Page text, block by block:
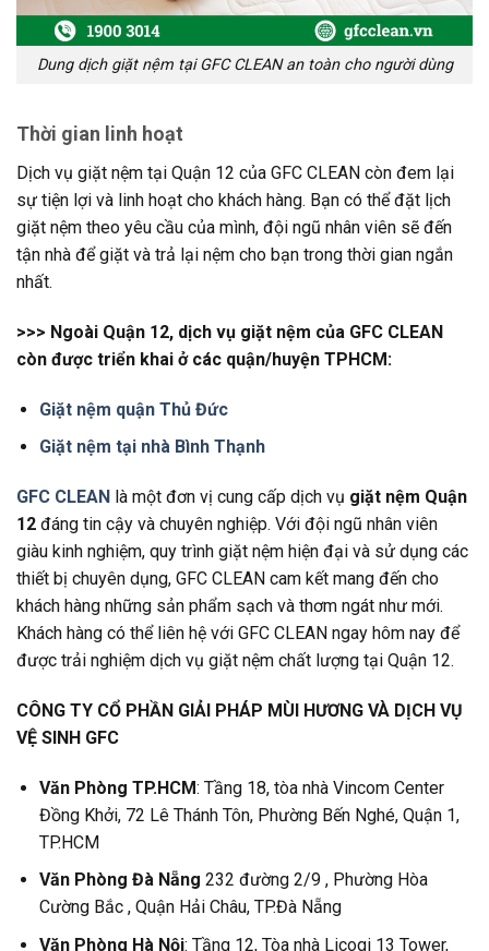
Dung dịch giặt nệm tại GFC CLEAN an toàn cho người dùng
Thời gian linh hoạt
Dịch vụ giặt nệm tại Quận 12 của GFC CLEAN còn đem lại
sự tiện lợi và linh hoạt cho khách hàng. Bạn có thể đặt lịch
giặt nệm theo yêu cầu của mình, đội ngũ nhân viên sẽ đến
tận nhà để giặt và trả lại nệm cho bạn trong thời gian ngắn
nhất.
>>> Ngoài Quận 12, dịch vụ giặt nệm của GFC CLEAN
còn được triển khai ở các quận/huyện TPHCM:
Giặt nệm quận Thủ Đức
Giặt nệm tại nhà Bình Thạnh
GFC CLEAN là một đơn vị cung cấp dịch vụ giặt nệm Quận
12 đáng tin cậy và chuyên nghiệp. Với đội ngũ nhân viên
giàu kinh nghiệm, quy trình giặt nệm hiện đại và sử dụng các
thiết bị chuyên dụng, GFC CLEAN cam kết mang đến cho
khách hàng những sản phẩm sạch và thơm ngát như mới.
Khách hàng có thể liên hệ với GFC CLEAN ngay hôm nay để
được trải nghiệm dịch vụ giặt nệm chất lượng tại Quận 12.
CÔNG TY CỔ PHẦN GIẢI PHÁP MÙI HƯƠNG VÀ DỊCH VỤ
VỆ SINH GFC
Văn Phòng TP.HCM: Tầng 18, tòa nhà Vincom Center
Đồng Khởi, 72 Lê Thánh Tôn, Phường Bến Nghé, Quận 1,
TP.HCM
Văn Phòng Đà Nẵng 232 đường 2/9 , Phường Hòa
Cường Bắc , Quận Hải Châu, TP.Đà Nẵng
Văn Phòng Hà Nội: Tầng 12, Tòa nhà Licogi 13 Tower,